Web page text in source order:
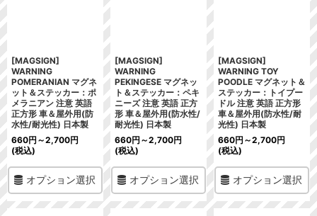
[MAGSIGN]
WARNING
POMERANIAN マグネ
ット＆ステッカー：ポ
メラニアン 注意 英語
正方形 車＆屋外用(防
水性/耐光性) 日本製
660円 ～2,700円
(税込)
オプション選択
[MAGSIGN]
WARNING
PEKINGESE マグネッ
ト＆ステッカー：ペキ
ニーズ 注意 英語 正方
形 車＆屋外用(防水性/
耐光性) 日本製
660円 ～2,700円
(税込)
オプション選択
[MAGSIGN]
WARNING TOY
POODLE マグネット＆
ステッカー：トイプー
ドル 注意 英語 正方形
車＆屋外用(防水性/耐
光性) 日本製
660円 ～2,700円
(税込)
オプション選択